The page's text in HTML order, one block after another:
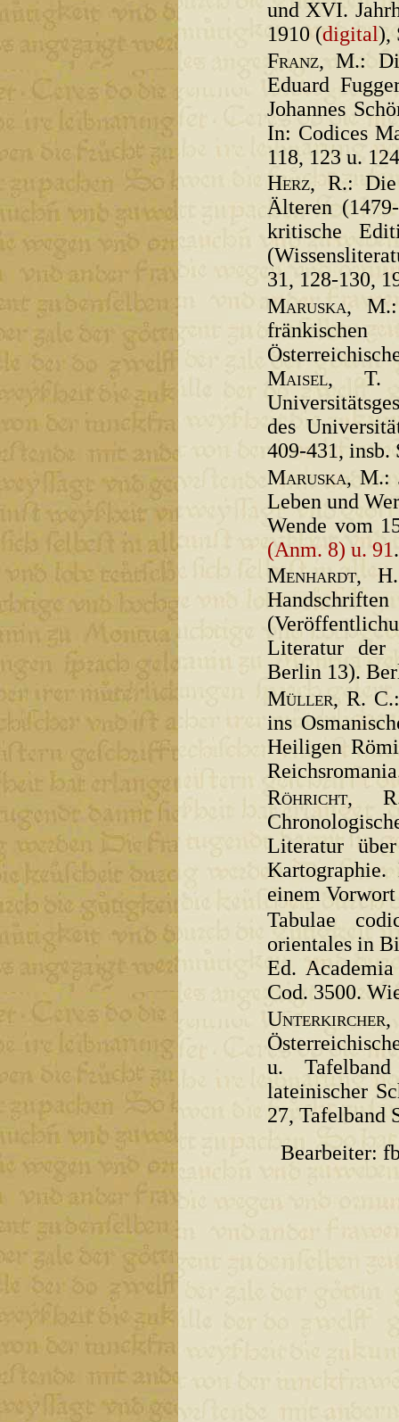
und XVI.
1910 (digital),
Franz, M.:
Eduard
Johannes
In: Codices
118, 123 u.
Herz, R.: Die
Älteren
kritische
31, 128-130,
Maruska, M.:
Maisel, T.
des
409-431, insb.
Maruska, M.:
Leben und
Wende vom
(Anm. 8) u. 91.
Menhardt,
Literatur der
Berlin 13).
Müller, R.
ins
Heiligen
Röhricht, R.:
Literatur
einem
Tabulae
orientales in
Ed.
Cod. 3500.
Unterkircher,
u.
lateinischer
27, Tafelband
Bearbeiter: